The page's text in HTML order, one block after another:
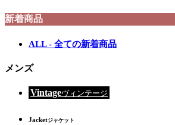
新着商品
ALL - 全ての新着商品
メンズ
Vintageヴィンテージ
Jacketジャケット